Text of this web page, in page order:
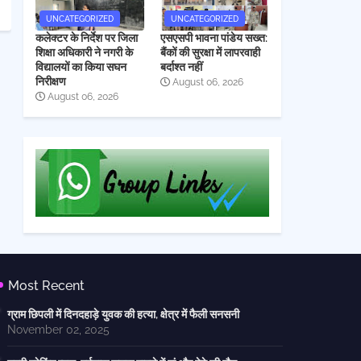
UNCATEGORIZED
कलेक्टर के निर्देश पर जिला
शिक्षा अधिकारी ने नगरी के
विद्यालयों का किया सघन
निरीक्षण
August 06, 2026
UNCATEGORIZED
एसएसपी भावना पांडेय सख्त:
बैंकों की सुरक्षा में लापरवाही
बर्दाश्त नहीं
August 06, 2026
Most Recent
ग्राम छिपली में दिनदहाड़े युवक की हत्या, क्षेत्र में फैली सनसनी
November 02, 2025